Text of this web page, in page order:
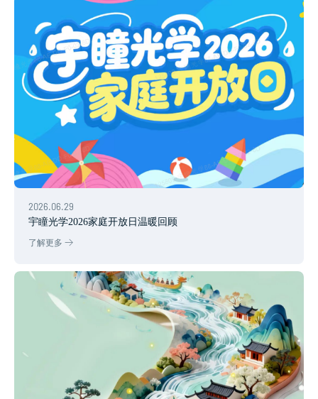
2026.06.29
宇瞳光学2026家庭开放日温暖回顾
了解更多